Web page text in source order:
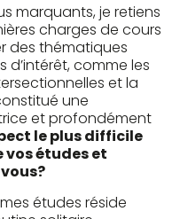
marquants, je retiens
charges de cours
des thématiques
comme les
et la
une
et profondément
le plus difficile
vos études et
études réside